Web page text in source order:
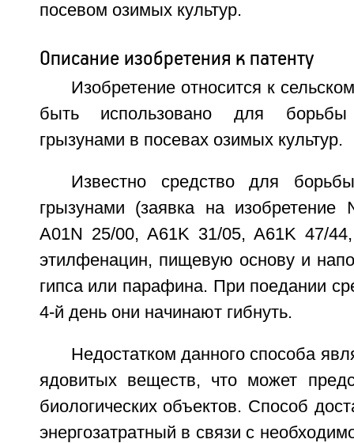
посевом озимых культур.
Описание изобретения к патенту
Изобретение относится к
быть использовано для
грызунами в посевах озимых культур.
Известно средство для
грызунами (заявка на
A01N 25/00, A61K 31/05, A61K 47/
этилфенацин, пищевую основу и
гипса или парафина. При поедании
4-й день они начинают гибнуть.
Недостатком данного способа
ядовитых веществ, что может
биологических объектов. Способ
энергозатратный в связи с